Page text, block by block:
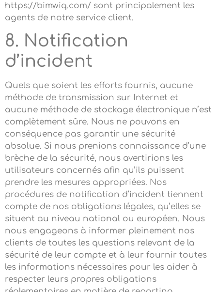
https://bimwiq.com/ sont principalement les
agents de notre service client.
8. Notification
d’incident
Quels que soient les efforts fournis, aucune
méthode de transmission sur Internet et
aucune méthode de stockage électronique n’est
complètement sûre. Nous ne pouvons en
conséquence pas garantir une sécurité
absolue. Si nous prenions connaissance d’une
brèche de la sécurité, nous avertirions les
utilisateurs concernés afin qu’ils puissent
prendre les mesures appropriées. Nos
procédures de notification d’incident tiennent
compte de nos obligations légales, qu’elles se
situent au niveau national ou européen. Nous
nous engageons à informer pleinement nos
clients de toutes les questions relevant de la
sécurité de leur compte et à leur fournir toutes
les informations nécessaires pour les aider à
respecter leurs propres obligations